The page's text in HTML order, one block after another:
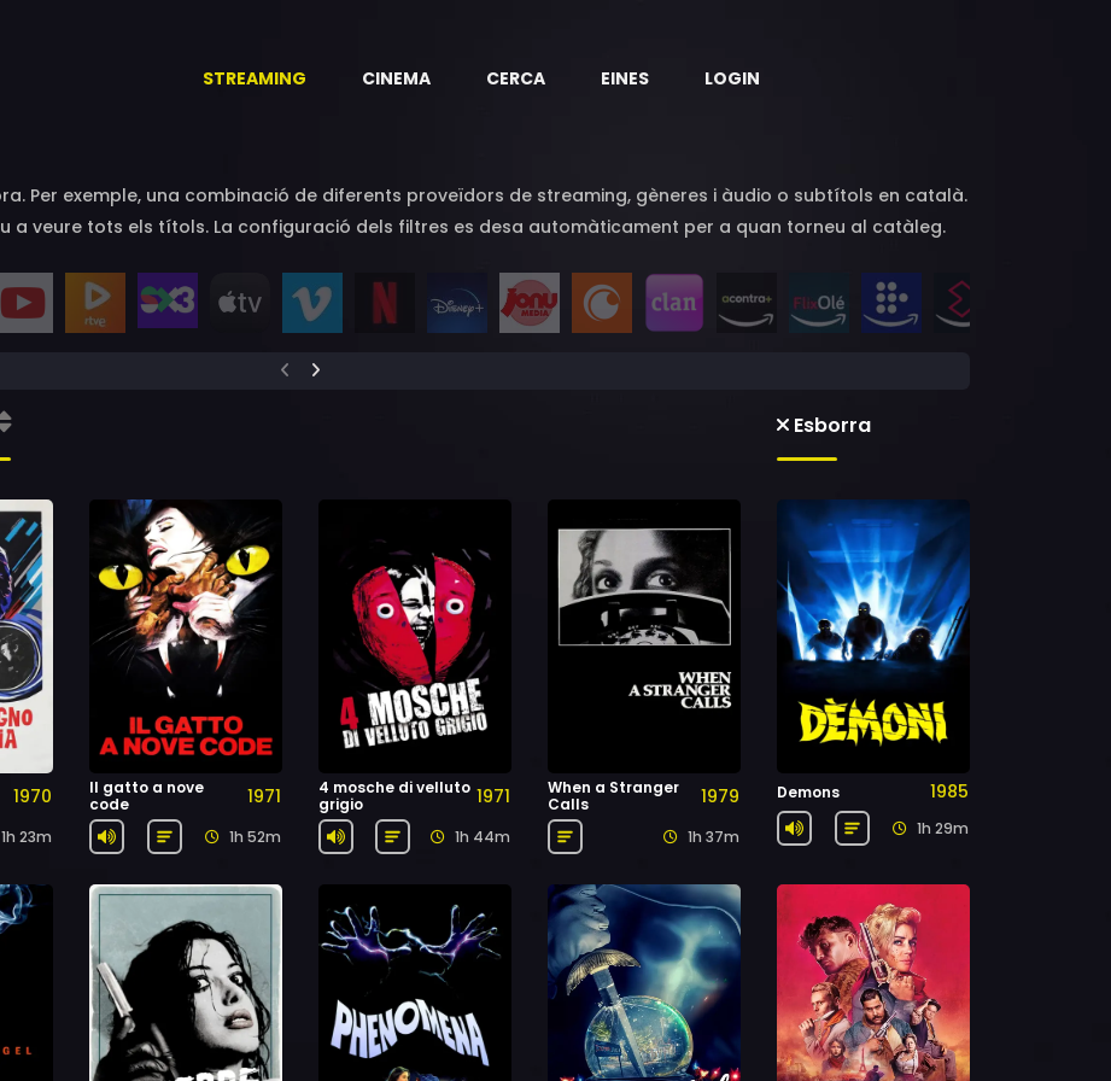
STREAMING CINEMA CERCA EINES LOGIN
Per exemple, una combinació de diferents proveïdors de streaming, gèneres i àudio o subtítols en català.
a veure tots els títols. La configuració dels filtres es desa automàticament per a quan torneu al catàleg.
Esborra
1970
1h 23m
Il gatto a nove
code
1971
1h 52m
4 mosche di velluto
grigio
1971
1h 44m
When a Stranger
Calls
1979
1h 37m
Demons 1985
1h 29m